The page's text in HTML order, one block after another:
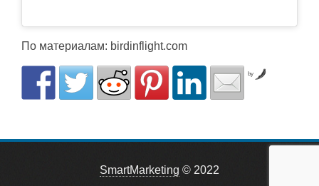
По материалам: birdinflight.com
by
SmartMarketing © 2022